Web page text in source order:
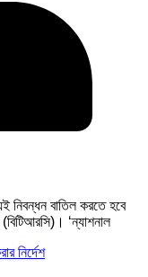
নিবন্ধন বাতিল করতে হবে
(বিটিআরসি)। ‘ন্যাশনাল